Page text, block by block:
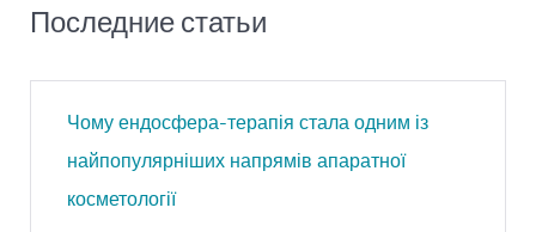
Последние статьи
Чому ендосфера-терапія стала одним із
найпопулярніших напрямів апаратної
косметології